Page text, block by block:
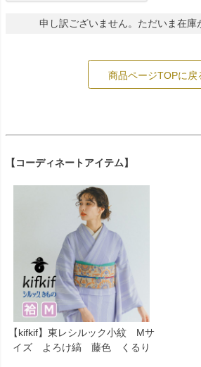
申し訳ございません。ただいま在庫
商品ページTOPに戻
【コーディネートアイテム】
【kifkif】東レシルック小紋 Mサ
イズ よろけ縞 藤色 くるり